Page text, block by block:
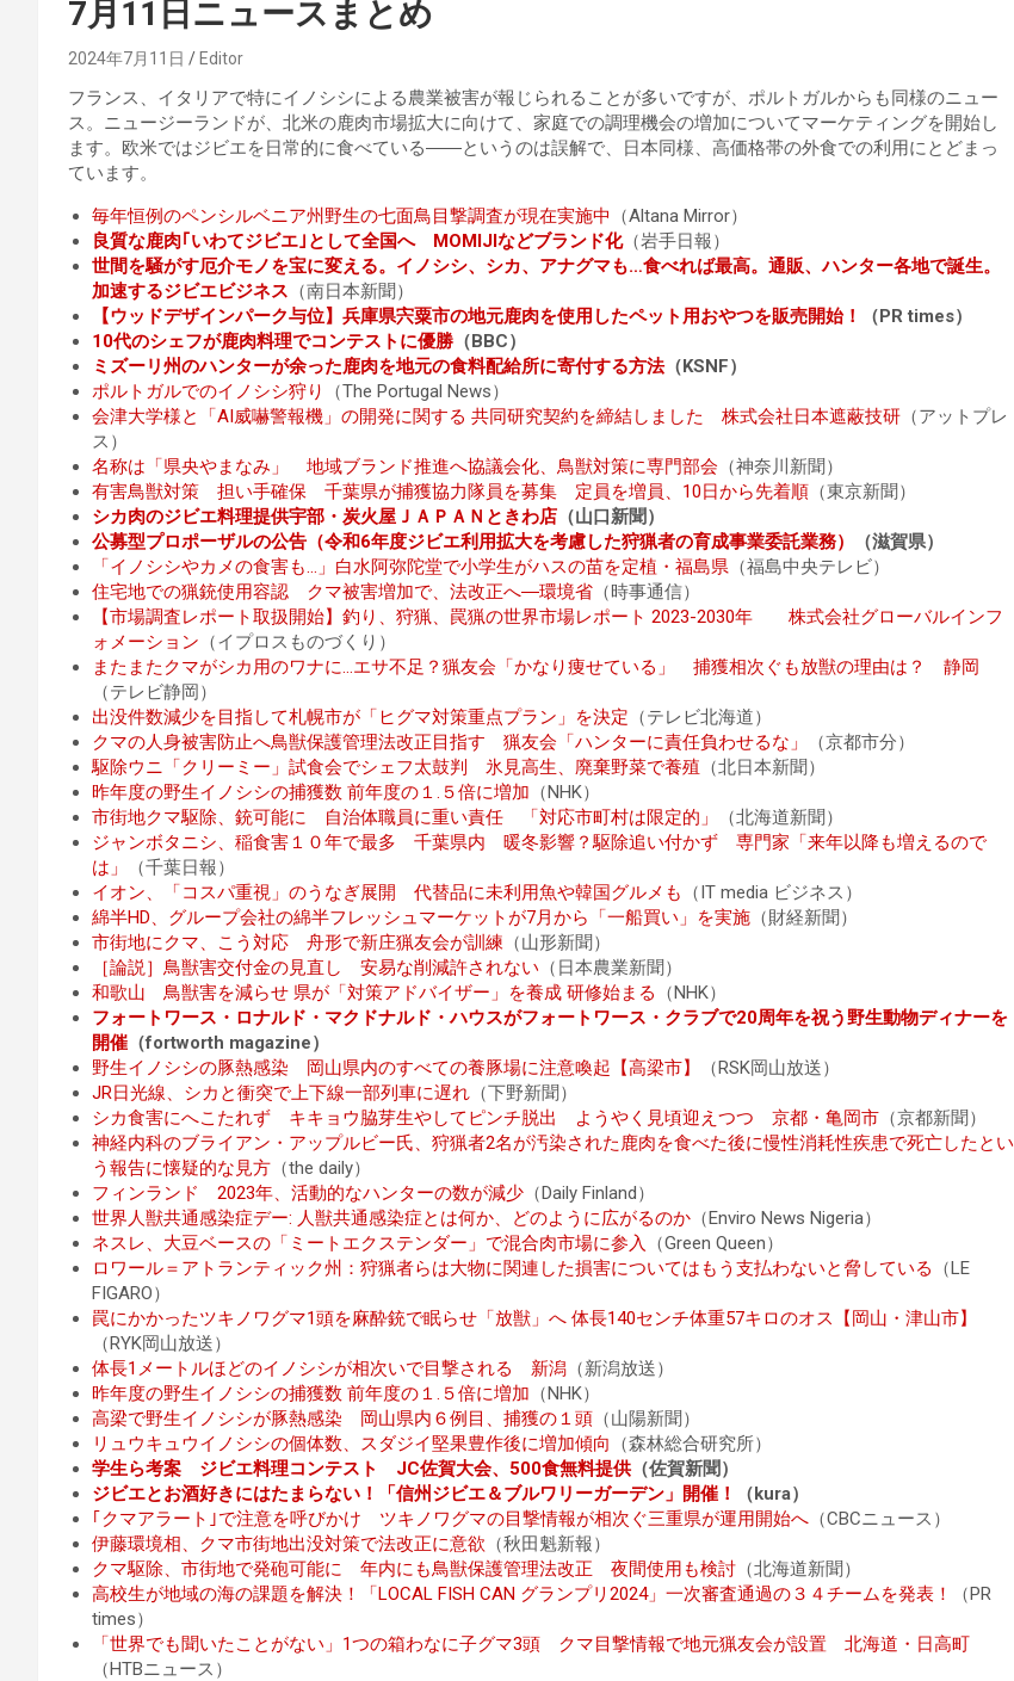
7月11日ニュースまとめ
2024年7月11日 Editor
フランス、イタリアで特にイノシシによる農業被害が報じられることが多いですが、ポルトガルからも同様のニュー
ス。ニュージーランドが、北米の鹿肉市場拡大に向けて、家庭での調理機会の増加についてマーケティングを開始し
ます。欧米ではジビエを日常的に食べている――というのは誤解で、日本同様、高価格帯の外食での利用にとどまっ
ています。
毎年恒例のペンシルベニア州野生の七面鳥目撃調査が現在実施中
（Altana Mirror）
良質な鹿肉｢いわてジビエ｣として全国へ MOMIJIなどブランド化（岩手日報）
世間を騒がす厄介モノを宝に変える。イノシシ、シカ、アナグマも…食べれば最高。通販、ハンター各地で誕生。
加速するジビエビジネス （南日本新聞）
【ウッドデザインパーク与位】兵庫県宍粟市の地元鹿肉を使用したペット用おやつを販売開始！
（PR times）
10代のシェフが鹿肉料理でコンテストに優勝 （BBC）
ミズーリ州のハンターが余った鹿肉を地元の食料配給所に寄付する方法（KSNF）
ポルトガルでのイノシシ狩り
（The Portugal News）
会津大学様と「AI威嚇警報機」の開発に関する 共同研究契約を締結しました 株式会社日本遮蔽技研 （アットプレ
ス）
名称は「県央やまなみ」 地域ブランド推進へ協議会化、鳥獣対策に専門部会 （神奈川新聞）
有害鳥獣対策 担い手確保 千葉県が捕獲協力隊員を募集 定員を増員、10日から先着順 （東京新聞）
シカ肉のジビエ料理提供宇部・炭火屋ＪＡＰＡＮときわ店 （山口新聞）
公募型プロポーザルの公告（令和6年度ジビエ利用拡大を考慮した狩猟者の育成事業委託業務）
（滋賀県）
「イノシシやカメの食害も…」白水阿弥陀堂で小学生がハスの苗を定植・福島県 （福島中央テレビ）
住宅地での猟銃使用容認 クマ被害増加で、法改正へ―環境省 （時事通信）
【市場調査レポート取扱開始】釣り、狩猟、罠猟の世界市場レポート 2023-2030年 株式会社グローバルインフ
ォメーション （イプロスものづくり）
またまたクマがシカ用のワナに…エサ不足？猟友会「かなり痩せている」 捕獲相次ぐも放獣の理由は？ 静岡
（テレビ静岡）
出没件数減少を目指して札幌市が「ヒグマ対策重点プラン」を決定 （テレビ北海道）
クマの人身被害防止へ鳥獣保護管理法改正目指す 猟友会「ハンターに責任負わせるな」
（京都市分）
駆除ウニ「クリーミー」試食会でシェフ太鼓判 氷見高生、廃棄野菜で養殖 （北日本新聞）
昨年度の野生イノシシの捕獲数 前年度の１.５倍に増加 （NHK）
市街地クマ駆除、銃可能に 自治体職員に重い責任 「対応市町村は限定的」
（北海道新聞）
ジャンボタニシ、稲食害１０年で最多 千葉県内 暖冬影響？駆除追い付かず 専門家「来年以降も増えるので
は」
（千葉日報）
イオン、「コスパ重視」のうなぎ展開 代替品に未利用魚や韓国グルメも
（IT media ビジネス）
綿半HD、グループ会社の綿半フレッシュマーケットが7月から「一船買い」を実施 （財経新聞）
市街地にクマ、こう対応 舟形で新庄猟友会が訓練 （山形新聞）
［論説］鳥獣害交付金の見直し 安易な削減許されない （日本農業新聞）
和歌山 鳥獣害を減らせ 県が「対策アドバイザー」を養成 研修始まる
（NHK）
フォートワース・ロナルド・マクドナルド・ハウスがフォートワース・クラブで20周年を祝う野生動物ディナーを
開催 （fortworth magazine）
野生イノシシの豚熱感染 岡山県内のすべての養豚場に注意喚起【高梁市】
（RSK岡山放送）
JR日光線、シカと衝突で上下線一部列車に遅れ （下野新聞）
シカ食害にへこたれず キキョウ脇芽生やしてピンチ脱出 ようやく見頃迎えつつ 京都・亀岡市 （京都新聞）
神経内科のブライアン・アップルビー氏、狩猟者2名が汚染された鹿肉を食べた後に慢性消耗性疾患で死亡したとい
う報告に懐疑的な見方 （the daily）
フィンランド 2023年、活動的なハンターの数が減少 （Daily Finland）
世界人獣共通感染症デー: 人獣共通感染症とは何か、どのように広がるのか （Enviro News Nigeria）
ネスレ、大豆ベースの「ミートエクステンダー」で混合肉市場に参入
（Green Queen）
ロワール＝アトランティック州：狩猟者らは大物に関連した損害についてはもう支払わないと脅している
（LE
FIGARO）
罠にかかったツキノワグマ1頭を麻酔銃で眠らせ「放獣」へ 体長140センチ体重57キロのオス【岡山・津山市】
（RYK岡山放送）
体長1メートルほどのイノシシが相次いで目撃される 新潟 （新潟放送）
昨年度の野生イノシシの捕獲数 前年度の１.５倍に増加 （NHK）
高梁で野生イノシシが豚熱感染 岡山県内６例目、捕獲の１頭 （山陽新聞）
リュウキュウイノシシの個体数、スダジイ堅果豊作後に増加傾向
（森林総合研究所）
学生ら考案 ジビエ料理コンテスト JC佐賀大会、500食無料提供（佐賀新聞）
ジビエとお酒好きにはたまらない！「信州ジビエ＆ブルワリーガーデン」開催！
（kura）
｢クマアラート｣で注意を呼びかけ ツキノワグマの目撃情報が相次ぐ三重県が運用開始へ （CBCニュース）
伊藤環境相、クマ市街地出没対策で法改正に意欲 （秋田魁新報）
クマ駆除、市街地で発砲可能に 年内にも鳥獣保護管理法改正 夜間使用も検討 （北海道新聞）
高校生が地域の海の課題を解決！「LOCAL FISH CAN グランプリ2024」一次審査通過の３４チームを発表！
（PR
times）
「世界でも聞いたことがない」1つの箱わなに子グマ3頭 クマ目撃情報で地元猟友会が設置 北海道・日高町
（HTBニュース）